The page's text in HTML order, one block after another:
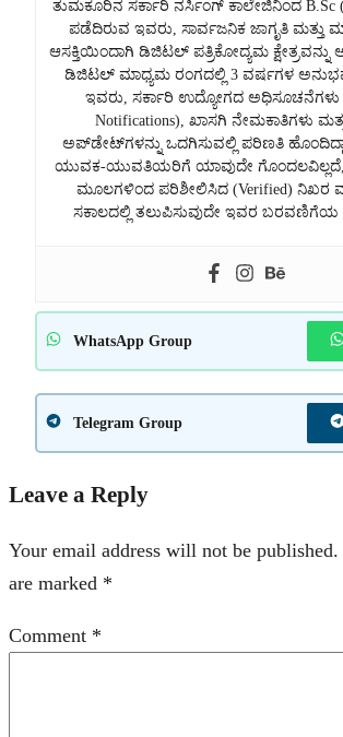
ತುಮಕೂರಿನ ಸರ್ಕಾರಿ ನರ್ಸಿಂಗ್ ಕಾಲೇಜಿನಿಂದ B.Sc
ಪಡೆದಿರುವ ಇವರು, ಸಾರ್ವಜನಿಕ ಜಾಗೃತಿ ಮತ್ತು
ಆಸಕ್ತಿಯಿಂದಾಗಿ ಡಿಜಿಟಲ್ ಪತ್ರಿಕೋದ್ಯಮ ಕ್ಷೇತ್ರವನ್ನು
ಡಿಜಿಟಲ್ ಮಾಧ್ಯಮ ರಂಗದಲ್ಲಿ 3 ವರ್ಷಗಳ
ಇವರು, ಸರ್ಕಾರಿ ಉದ್ಯೋಗದ ಅಧಿಸೂಚನೆಗಳು
Notifications), ಖಾಸಗಿ ನೇಮಕಾತಿಗಳು
ಅಪ್‌ಡೇಟ್‌ಗಳನ್ನು ಒದಗಿಸುವಲ್ಲಿ ಪರಿಣತಿ
ಯುವಕ-ಯುವತಿಯರಿಗೆ ಯಾವುದೇ ಗೊಂದಲವಿಲ್ಲದೆ,
ಮೂಲಗಳಿಂದ ಪರಿಶೀಲಿಸಿದ (Verified) ನಿಖರ
ಸಕಾಲದಲ್ಲಿ ತಲುಪಿಸುವುದೇ ಇವರ ಬರವಣಿಗೆಯ
WhatsApp Group
Telegram Group
Leave a Reply
Your email address will not be published.
are marked *
Comment *